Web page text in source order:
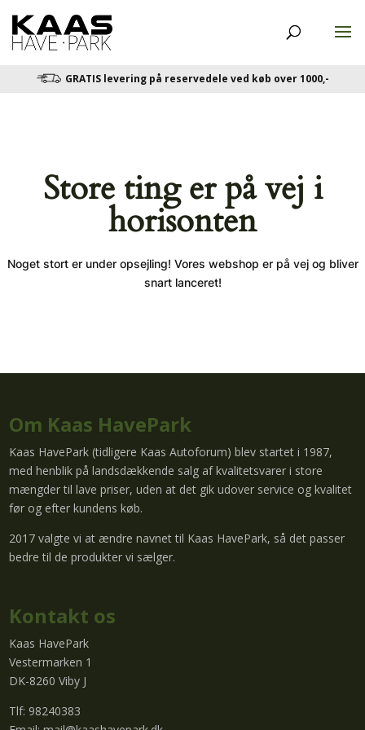
GRATIS levering på reservedele ved køb over 1000,-
Store ting er på vej i
horisonten
Noget stort er under opsejling! Vores webshop er på vej og bliver
snart lanceret!
Om Kaas HavePark
Kaas HavePark (tidligere Kaas Autoforum) blev startet i 1987,
med henblik på landsdækkende salg af kvalitetsvarer i store
mængder til lave priser, uden at det gik udover service og kvalitet
før og efter kundens køb.
2017 valgte vi at ændre navnet til Kaas HavePark, så det passer
bedre til de produkter vi sælger.
Kontakt os
Kaas HavePark
Vestermarken 1
DK-8260 Viby J
Tlf: 98240383